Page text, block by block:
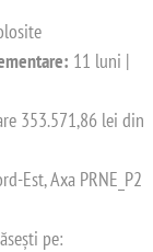
11 luni |
353.571,86 lei din
Est, Axa PRNE_P2
pe: